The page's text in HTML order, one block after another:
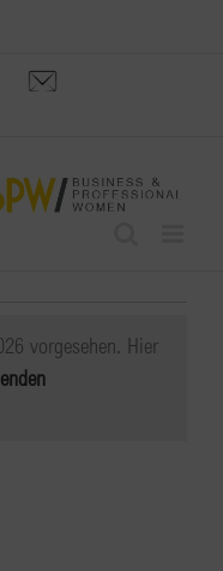
Anfrage
schicken
vorgesehen. Hier